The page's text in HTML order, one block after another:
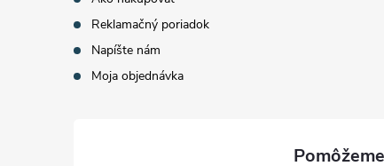
Reklamačný poriadok
Napíšte nám
Moja objednávka